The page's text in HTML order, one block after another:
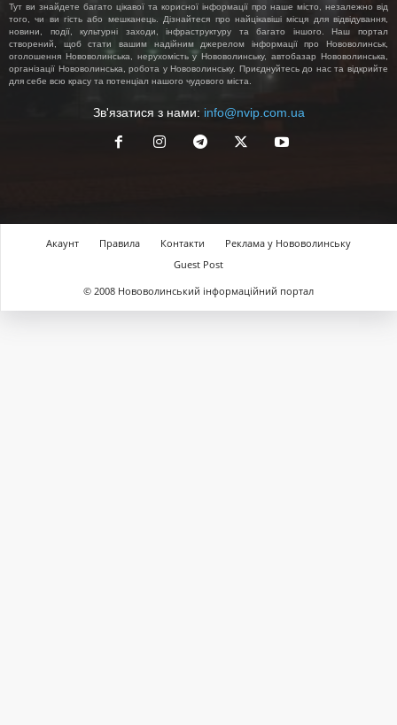
Тут ви знайдете багато цікавої та корисної інформації про наше місто, незалежно від
того, чи ви гість або мешканець. Дізнайтеся про найцікавіші місця для відвідування,
новини, події, культурні заходи, інфраструктуру та багато іншого. Наш портал
створений, щоб стати вашим надійним джерелом інформації про Нововолинськ,
оголошення Нововолинська, нерухомість у Нововолинську, автобазар Нововолинська,
організації Нововолинська, робота у Нововолинську. Приєднуйтесь до нас та відкрийте
для себе всю красу та потенціал нашого чудового міста.
Зв'язатися з нами: info@nvip.com.ua
Акаунт Правила Контакти
Реклама у Нововолинську
Guest Post
© 2008 Нововолинський інформаційний портал